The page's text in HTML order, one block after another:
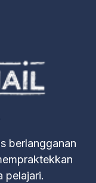
berlangganan
pelajari.